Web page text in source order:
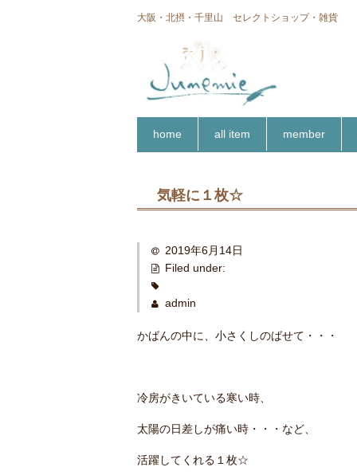
大阪・北摂・千里山 セレクトショップ・雑貨
home all item member
気軽に１枚☆
2019年6月14日
Filed under:
admin
かばんの中に、小さくしのばせて・・・
冷房がきいている寒い時、
太陽の日差しが痛い時・・・など、
活躍してくれる１枚☆